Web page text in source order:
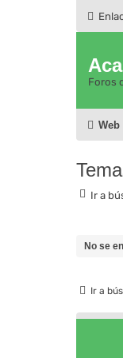
Foros
Web
Ir a
No se
Ir a